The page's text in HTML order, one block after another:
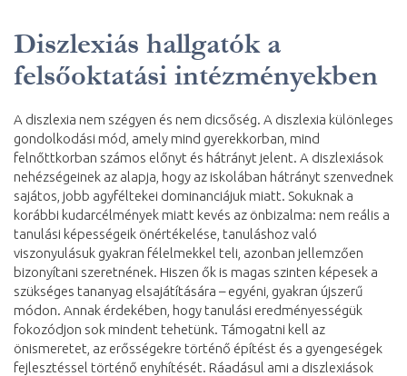
Diszlexiás hallgatók a
felsőoktatási intézményekben
A diszlexia nem szégyen és nem dicsőség. A diszlexia különleges
gondolkodási mód, amely mind gyerekkorban, mind
felnőttkorban számos előnyt és hátrányt jelent. A diszlexiások
nehézségeinek az alapja, hogy az iskolában hátrányt szenvednek
sajátos, jobb agyféltekei dominanciájuk miatt. Sokuknak a
korábbi kudarcélmények miatt kevés az önbizalma: nem reális a
tanulási képességeik önértékelése, tanuláshoz való
viszonyulásuk gyakran félelmekkel teli, azonban jellemzően
bizonyítani szeretnének. Hiszen ők is magas szinten képesek a
szükséges tananyag elsajátítására – egyéni, gyakran újszerű
módon. Annak érdekében, hogy tanulási eredményességük
fokozódjon sok mindent tehetünk. Támogatni kell az
önismeretet, az erősségekre történő építést és a gyengeségek
fejlesztéssel történő enyhítését. Ráadásul ami a diszlexiások